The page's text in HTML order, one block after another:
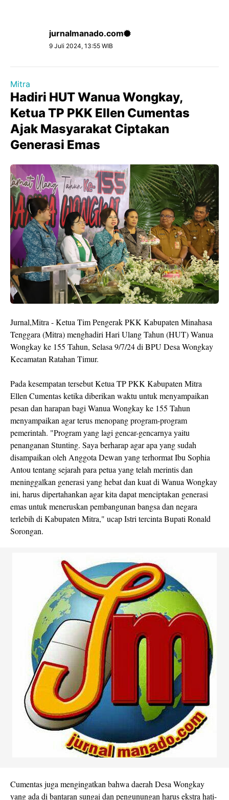
jurnalmanado.com
9 Juli 2024, 13:55 WIB
Mitra
Hadiri HUT Wanua Wongkay,
Ketua TP PKK Ellen Cumentas
Ajak Masyarakat Ciptakan
Generasi Emas
Jurnal,Mitra - Ketua Tim Pengerak PKK Kabupaten Minahasa
Tenggara (Mitra) menghadiri Hari Ulang Tahun (HUT) Wanua
Wongkay ke 155 Tahun, Selasa 9/7/24 di BPU Desa Wongkay
Kecamatan Ratahan Timur.
Pada kesempatan tersebut Ketua TP PKK Kabupaten Mitra
Ellen Cumentas ketika diberikan waktu untuk menyampaikan
pesan dan harapan bagi Wanua Wongkay ke 155 Tahun
menyampaikan agar terus menopang program-program
pemerintah. "Program yang lagi gencar-gencarnya yaitu
penanganan Stunting. Saya berharap agar apa yang sudah
disampaikan oleh Anggota Dewan yang terhormat Ibu Sophia
Antou tentang sejarah para petua yang telah merintis dan
meninggalkan generasi yang hebat dan kuat di Wanua Wongkay
ini, harus dipertahankan agar kita dapat menciptakan generasi
emas untuk meneruskan pembangunan bangsa dan negara
terlebih di Kabupaten Mitra," ucap Istri tercinta Bupati Ronald
Sorongan.
Cumentas juga mengingatkan bahwa daerah Desa Wongkay
yang ada di bantaran sungai dan pengunungan harus ekstra hati-